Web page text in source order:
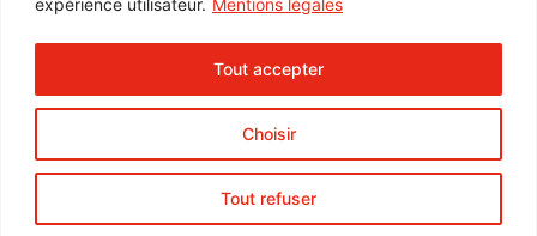
Choisir
Tout refuser
Tout accepter
Contrôle qualité
Nos gammes
Contact
Formation Online